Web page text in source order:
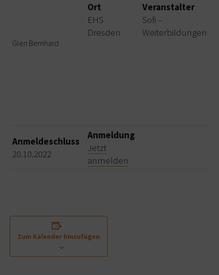
Glen Bernhard
Ort
EHS
Dresden
Veranstalter
Sofi –
Weiterbildungen
Anmeldeschluss
20.10.2022
Anmeldung
Jetzt
anmelden
Zum Kalender hinzufügen